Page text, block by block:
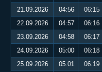
21.09.2026
04:56 06:15
22.09.2026
04:57 06:16
23.09.2026
04:58 06:17
24.09.2026
05:00 06:18
25.09.2026
05:01 06:19